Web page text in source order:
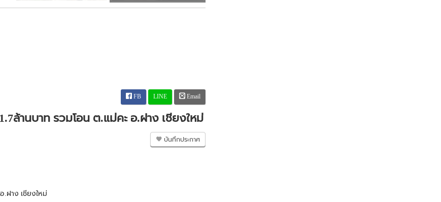
FB LINE Email
ล้านบาท รวมโอน ต.แม่คะ อ.ฝาง เชียงใหม่
บันทึกประกาศ
.ฝาง เชียงใหม่